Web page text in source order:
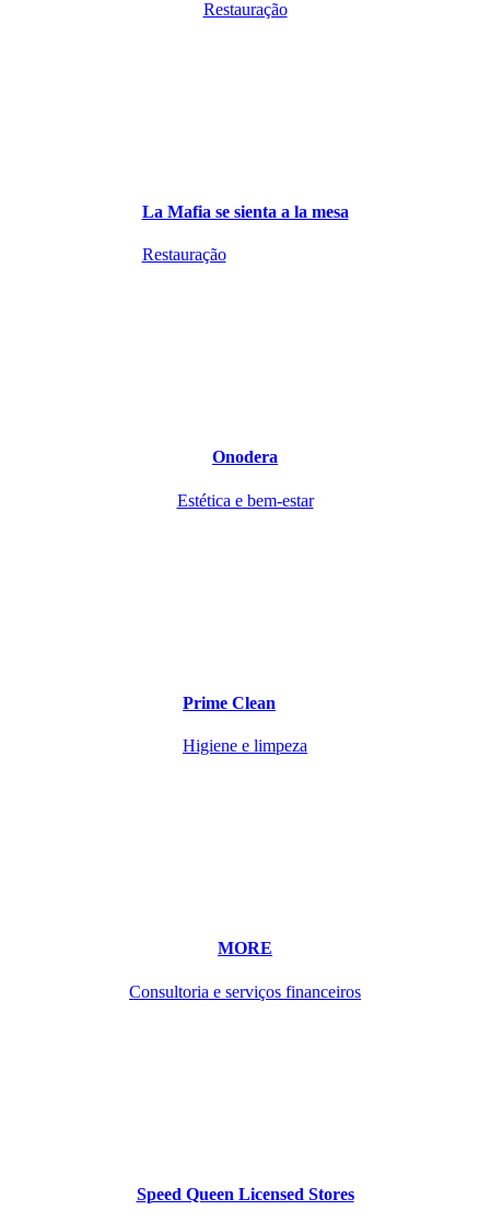
Restauração
La Mafia se sienta a la mesa
Restauração
Onodera
Estética e bem-estar
Prime Clean
Higiene e limpeza
MORE
Consultoria e serviços financeiros
Speed Queen Licensed Stores